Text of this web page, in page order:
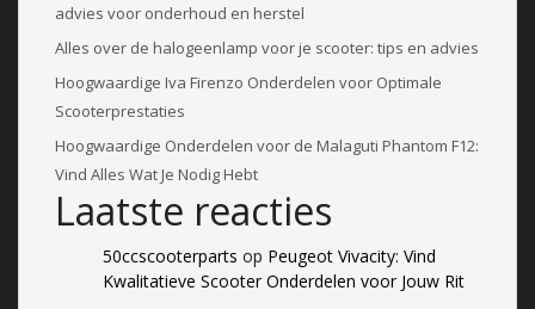
advies voor onderhoud en herstel
Alles over de halogeenlamp voor je scooter: tips en advies
Hoogwaardige Iva Firenzo Onderdelen voor Optimale
Scooterprestaties
Hoogwaardige Onderdelen voor de Malaguti Phantom F12:
Vind Alles Wat Je Nodig Hebt
Laatste reacties
50ccscooterparts op Peugeot Vivacity: Vind
Kwalitatieve Scooter Onderdelen voor Jouw Rit